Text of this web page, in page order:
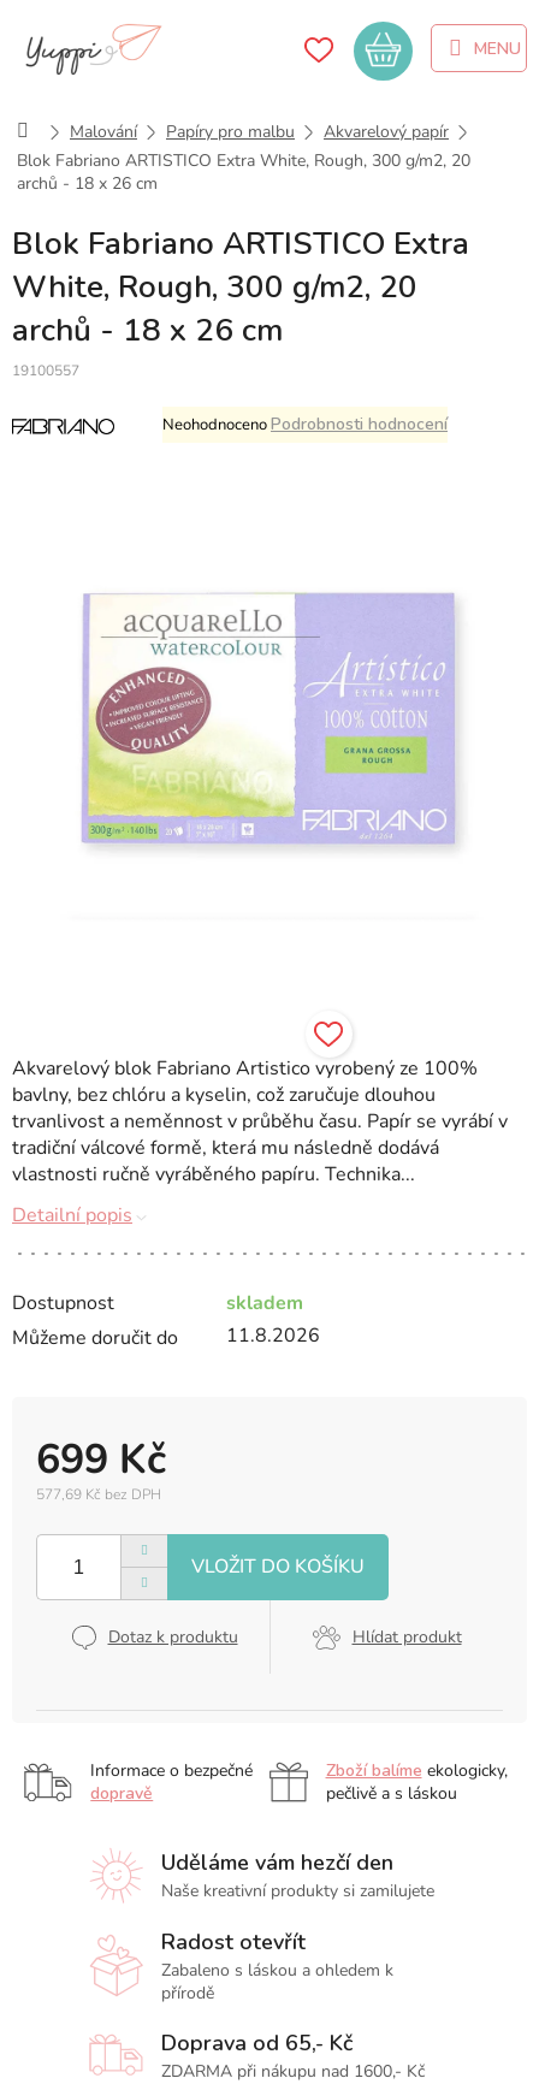
obsah
Nákupní
košík
DomůMalování Papíry pro malbu
Akvarelový papír
Blok Fabriano ARTISTICO Extra White, Rough, 300 g/m2, 20
archů - 18 x 26 cm
Blok Fabriano ARTISTICO Extra
White, Rough, 300 g/m2, 20
archů - 18 x 26 cm
19100557
Průměrné
hodnocení
NeohodnocenoPodrobnosti hodnocení
Dostupnost
skladem
Můžeme doručit do
11.8.2026
699 Kč
577,69 Kč bez DPH
cena:
Dotaz k produktu Hlídat produkt
Akvarelový blok Fabriano Artistico vyrobený ze 100%
bavlny, bez chlóru a kyselin, což zaručuje dlouhou
trvanlivost a neměnnost v průběhu času. Papír se vyrábí v
tradiční válcové formě, která mu následně dodává
vlastnosti ručně vyráběného papíru. Technika...
Detailní popis
Informace o bezpečné
dopravě
Zboží balíme ekologicky,
pečlivě a s láskou
Uděláme vám hezčí den
Naše kreativní produkty si zamilujete
Radost otevřít
Zabaleno s láskou a ohledem k
přírodě
Doprava od 65,- Kč
ZDARMA při nákupu nad 1600,- Kč